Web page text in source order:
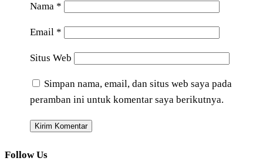
Nama *
Email *
Situs Web
Simpan nama, email, dan situs web saya pada
peramban ini untuk komentar saya berikutnya.
Follow Us